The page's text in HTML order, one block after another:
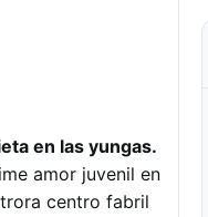
en las yungas.
amor juvenil en
centro fabril